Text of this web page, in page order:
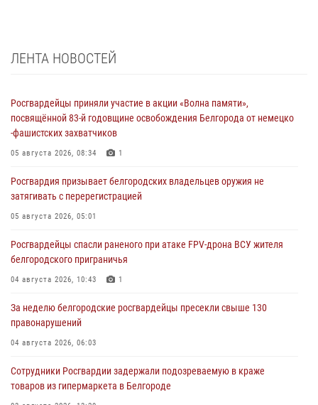
ЛЕНТА НОВОСТЕЙ
Росгвардейцы приняли участие в акции «Волна памяти»,
посвящённой 83‑й годовщине освобождения Белгорода от немецко
‑фашистских захватчиков
05 августа 2026, 08:34 1
Росгвардия призывает белгородских владельцев оружия не
затягивать с перерегистрацией
05 августа 2026, 05:01
Росгвардейцы спасли раненого при атаке FPV-дрона ВСУ жителя
белгородского приграничья
04 августа 2026, 10:43 1
За неделю белгородские росгвардейцы пресекли свыше 130
правонарушений
04 августа 2026, 06:03
Сотрудники Росгвардии задержали подозреваемую в краже
товаров из гипермаркета в Белгороде